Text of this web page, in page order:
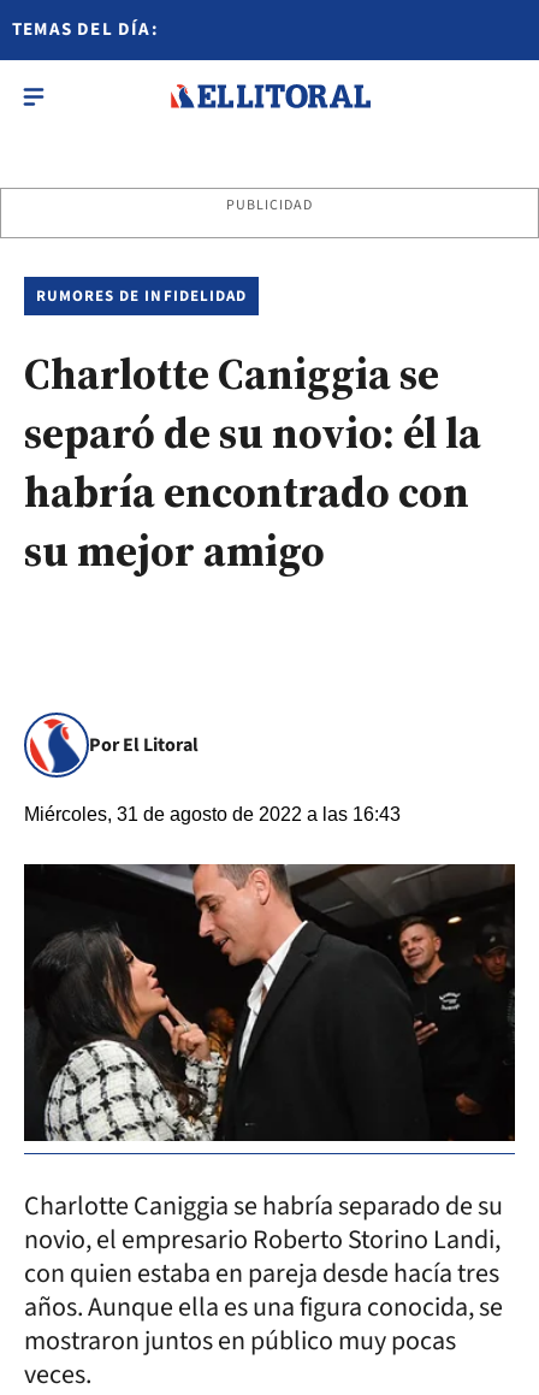
TEMAS DEL DÍA:
PUBLICIDAD
RUMORES DE INFIDELIDAD
Charlotte Caniggia se
separó de su novio: él la
habría encontrado con
su mejor amigo
Por El Litoral
Miércoles, 31 de agosto de 2022 a las 16:43
Charlotte Caniggia se habría separado de su
novio, el empresario Roberto Storino Landi,
con quien estaba en pareja desde hacía tres
años. Aunque ella es una figura conocida, se
mostraron juntos en público muy pocas
veces.